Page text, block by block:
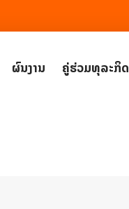
ຜົນງານ ຄູ່ຮ່ວມທຸລະກິດ